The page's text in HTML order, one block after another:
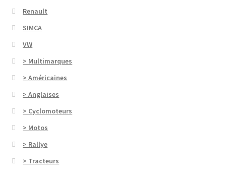
Renault
SIMCA
VW
> Multimarques
> Américaines
> Anglaises
> Cyclomoteurs
> Motos
> Rallye
> Tracteurs